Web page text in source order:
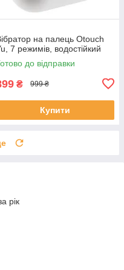
на палець Otouch
7 режимів, водостійкий
до відправки
₴ 999 ₴
Купити
рік